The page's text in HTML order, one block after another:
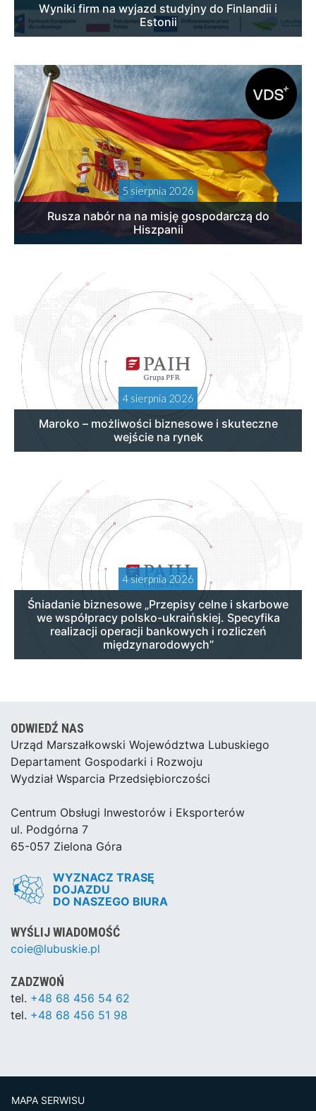
Wyniki firm na wyjazd studyjny do Finlandii i
Estonii
5 sierpnia 2026
Rusza nabór na na misję gospodarczą do
Hiszpanii
4 sierpnia 2026
Maroko – możliwości biznesowe i skuteczne
wejście na rynek
4 sierpnia 2026
Śniadanie biznesowe „Przepisy celne i skarbowe
we współpracy polsko-ukraińskiej. Specyfika
realizacji operacji bankowych i rozliczeń
międzynarodowych”
ODWIEDŹ NAS
Urząd Marszałkowski Województwa Lubuskiego
Departament Gospodarki i Rozwoju
Wydział Wsparcia Przedsiębiorczości
Centrum Obsługi Inwestorów i Eksporterów
ul. Podgórna 7
65-057 Zielona Góra
WYZNACZ TRASĘ
DOJAZDU
DO NASZEGO BIURA
WYŚLIJ WIADOMOŚĆ
coie@lubuskie.pl
ZADZWOŃ
tel. +48 68 456 54 62
tel. +48 68 456 51 98
MAPA SERWISU